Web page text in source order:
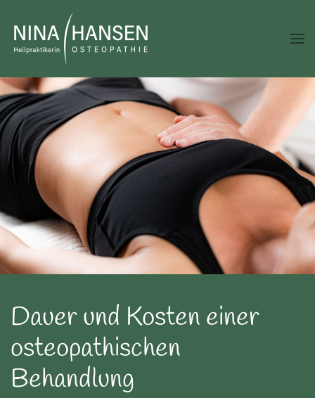
Dauer und Kosten einer
osteopathischen
Behandlung